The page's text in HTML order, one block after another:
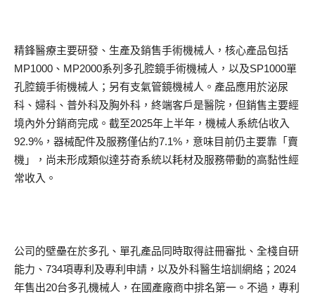
精鋒醫療主要研發、生產及銷售手術機械人，核心產品包括
MP1000、MP2000系列多孔腔鏡手術機械人，以及SP1000單
孔腔鏡手術機械人；另有支氣管鏡機械人。產品應用於泌尿
科、婦科、普外科及胸外科，終端客戶是醫院，但銷售主要經
境內外分銷商完成。截至2025年上半年，機械人系統佔收入
92.9%，器械配件及服務僅佔約7.1%，意味目前仍主要靠「賣
機」，尚未形成類似達芬奇系統以耗材及服務帶動的高黏性經
常收入。
公司的壁壘在於多孔、單孔產品同時取得註冊審批、全棧自研
能力、734項專利及專利申請，以及外科醫生培訓網絡；2024
年售出20台多孔機械人，在國產廠商中排名第一。不過，專利